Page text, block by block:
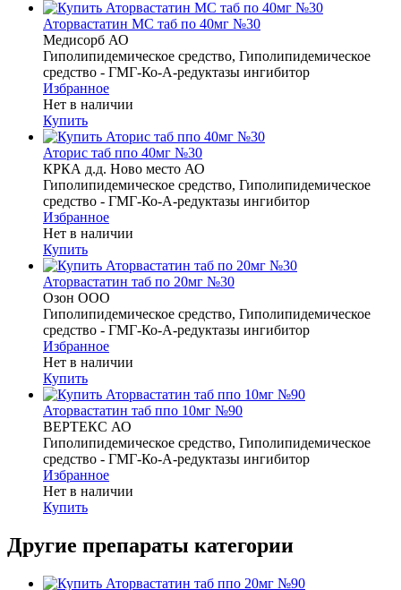
Аторвастатин МС таб по 40мг №30
Медисорб АО
Гиполипидемическое средство, Гиполипидемическое
средство - ГМГ-Ко-А-редуктазы ингибитор
Избранное
Нет в наличии
Купить
Аторис таб ппо 40мг №30
КРКА д.д. Ново место АО
Гиполипидемическое средство, Гиполипидемическое
средство - ГМГ-Ко-А-редуктазы ингибитор
Избранное
Нет в наличии
Купить
Аторвастатин таб по 20мг №30
Озон ООО
Гиполипидемическое средство, Гиполипидемическое
средство - ГМГ-Ко-А-редуктазы ингибитор
Избранное
Нет в наличии
Купить
Аторвастатин таб ппо 10мг №90
ВЕРТЕКС АО
Гиполипидемическое средство, Гиполипидемическое
средство - ГМГ-Ко-А-редуктазы ингибитор
Избранное
Нет в наличии
Купить
Другие препараты категории